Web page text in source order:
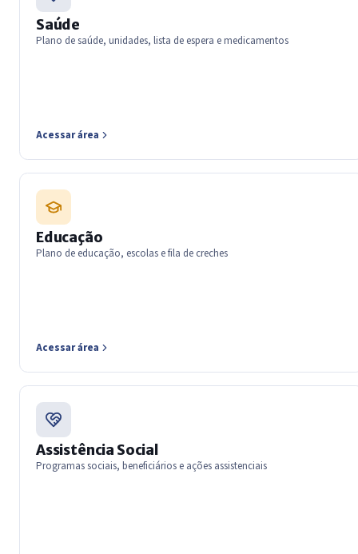
Saúde
Plano de saúde, unidades, lista de espera e medicamentos
Acessar área
Educação
Plano de educação, escolas e fila de creches
Acessar área
Assistência Social
Programas sociais, beneficiários e ações assistenciais